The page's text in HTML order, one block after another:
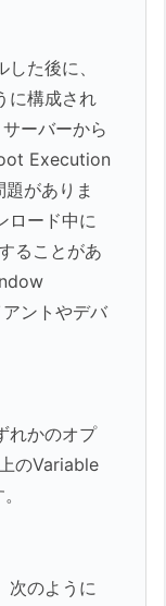
た後に、
に構成され
ーバーから
Execution
がありま
ロード中に
ることがあ
ントやデバ
れかのオプ
のVariable
次のように